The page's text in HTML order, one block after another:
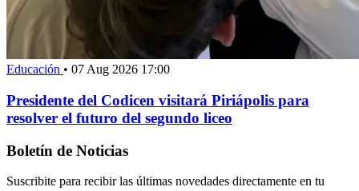
Educación • 07 Aug 2026 17:00
Presidente del Codicen visitará Piriápolis para
resolver el futuro del segundo liceo
Boletín de Noticias
Suscribite para recibir las últimas novedades directamente en tu